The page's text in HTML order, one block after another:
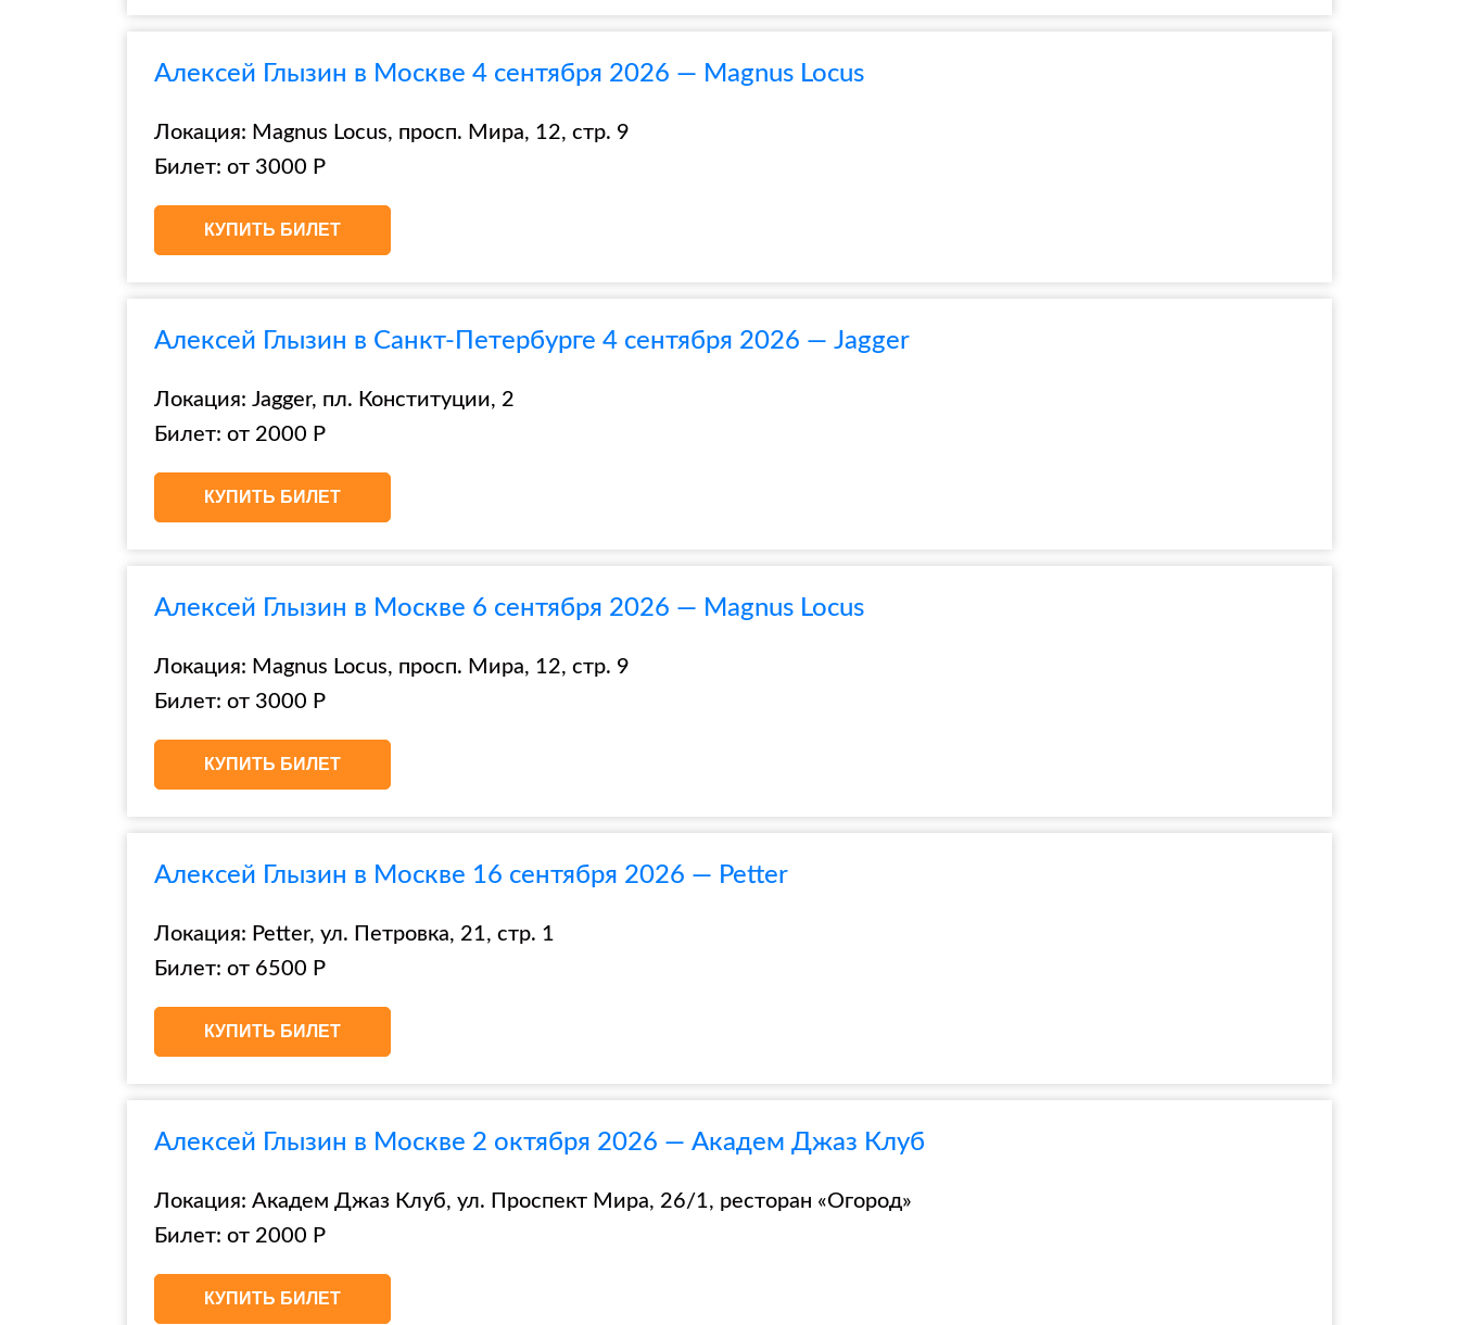
Алексей Глызин в Москве 4 сентября 2026 — Magnus Locus
Локация: Magnus Locus, просп. Мира, 12, стр. 9
Билет: от 3000 Р
КУПИТЬ БИЛЕТ
Алексей Глызин в Санкт-Петербурге 4 сентября 2026 — Jagger
Локация: Jagger, пл. Конституции, 2
Билет: от 2000 Р
КУПИТЬ БИЛЕТ
Алексей Глызин в Москве 6 сентября 2026 — Magnus Locus
Локация: Magnus Locus, просп. Мира, 12, стр. 9
Билет: от 3000 Р
КУПИТЬ БИЛЕТ
Алексей Глызин в Москве 16 сентября 2026 — Petter
Локация: Petter, ул. Петровка, 21, стр. 1
Билет: от 6500 Р
КУПИТЬ БИЛЕТ
Алексей Глызин в Москве 2 октября 2026 — Академ Джаз Клуб
Локация: Академ Джаз Клуб, ул. Проспект Мира, 26/1, ресторан «Огород»
Билет: от 2000 Р
КУПИТЬ БИЛЕТ